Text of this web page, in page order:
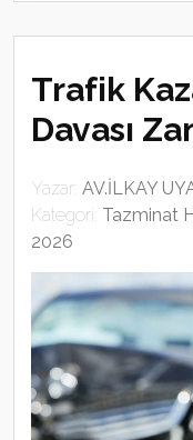
Trafik
Davası
Yazar: AV.İLKAY
Kategori: Tazminat
2026